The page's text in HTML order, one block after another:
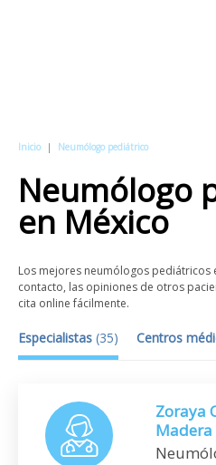
Inicio | Neumólogo pediátrico
Neumólogo
en México
Los mejores neumólogos pediátricos
contacto, las opiniones de otros
cita online fácilmente.
Especialistas (35) Centros
Zoraya
Madera